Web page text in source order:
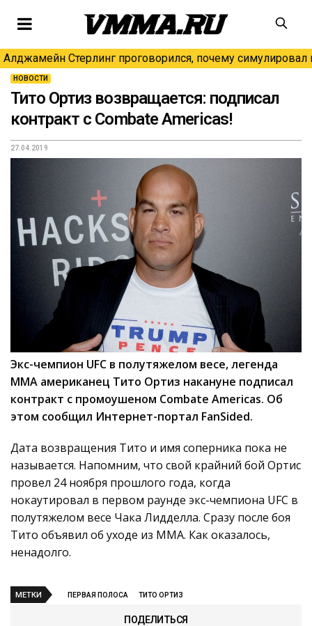
Алджамейн Стерлинг проговорился, почему симулировал
НОВОСТИ
Тито Ортиз возвращается: подписал
контракт с Combate Americas!
27.04.2019
Экс-чемпион UFC в полутяжелом весе, легенда
ММА американец Тито Ортиз накануне подписал
контракт с промоушеном Combate Americas. Об
этом сообщил Интернет-портал FanSided.
Дата возвращения Тито и имя соперника пока не
называется. Напомним, что свой крайний бой Ортис
провел 24 ноября прошлого года, когда
нокаутировал в первом раунде экс-чемпиона UFC в
полутяжелом весе Чака Лидделла. Сразу после боя
Тито объявил об уходе из ММА. Как оказалось,
ненадолго.
МЕТКИ ПЕРВАЯ ПОЛОСА ТИТО ОРТИЗ
ПОДЕЛИТЬСЯ